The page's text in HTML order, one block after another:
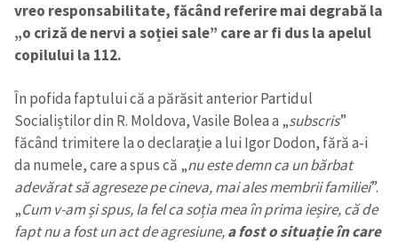
vreo responsabilitate, făcând referire mai degrabă la
„o criză de nervi a soției sale” care ar fi dus la apelul
copilului la 112.
În pofida faptului că a părăsit anterior Partidul
Socialiștilor din R. Moldova, Vasile Bolea a „subscris”
făcând trimitere la o declarație a lui Igor Dodon, fără a-i
da numele, care a spus că „nu este demn ca un bărbat
adevărat să agreseze pe cineva, mai ales membrii familiei”.
„Cum v-am și spus, la fel ca soția mea în prima ieșire, că de
fapt nu a fost un act de agresiune,a fost o situație în care